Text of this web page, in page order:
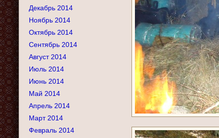
Декабрь 2014
Ноябрь 2014
Октябрь 2014
Сентябрь 2014
Август 2014
Июль 2014
Июнь 2014
Май 2014
Апрель 2014
Март 2014
Февраль 2014